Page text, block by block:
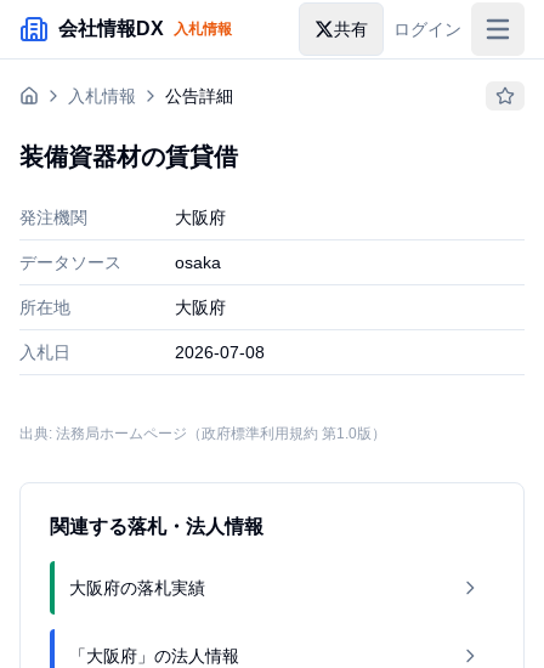
メインコンテンツにスキップ
会社情報DX 入札情報 共有 ログイン
入札情報
企業検索
入札情報 公告詳細
装備資器材の賃貸借
発注機関 大阪府
データソース osaka
所在地 大阪府
入札日 2026-07-08
出典: 法務局ホームページ（政府標準利用規約 第1.0版）
関連する落札・法人情報
大阪府の落札実績
「大阪府」の法人情報